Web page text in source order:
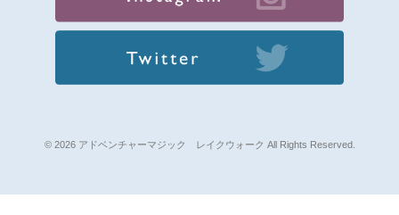
© 2026 アドベンチャーマジック レイクウォーク All Rights Reserved.